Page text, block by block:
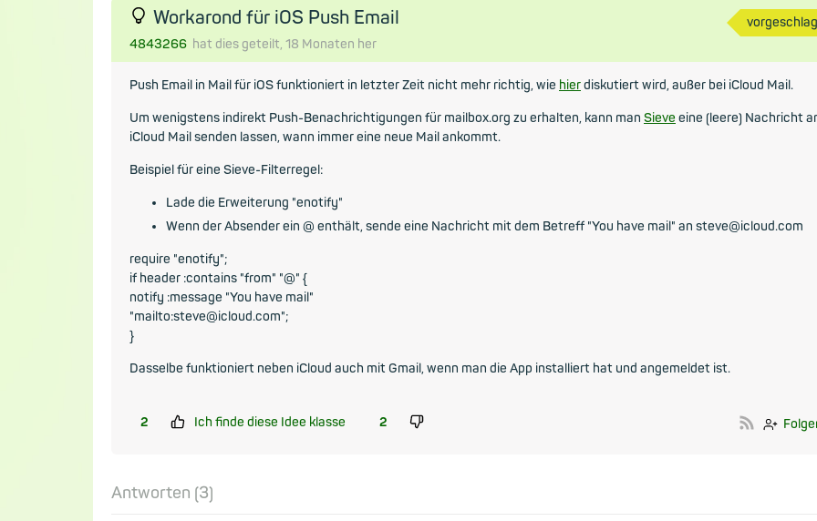
Workarond für iOS Push Email
4843266 hat dies geteilt, 18 Monaten her
Push Email in Mail für iOS funktioniert in letzter Zeit nicht mehr richtig, wie hierdiskutiert wird, außer bei iCloud Mail.
Um wenigstens indirekt Push-Benachrichtigungen für mailbox.org zu erhalten, kann man Sieve eine (leere) Nachricht
iCloud Mail senden lassen, wann immer eine neue Mail ankommt.
Beispiel für eine Sieve-Filterregel:
Lade die Erweiterung "enotify"
Wenn der Absender ein @ enthält, sende eine Nachricht mit dem Betreff "You have mail" an steve@icloud.com
require "enotify";
if header :contains "from" "@" {
notify :message "You have mail"
"mailto:steve@icloud.com";
}
Dasselbe funktioniert neben iCloud auch mit Gmail, wenn man die App installiert hat und angemeldet ist.
2 Ich finde diese Idee klasse 2
Antworten (3)